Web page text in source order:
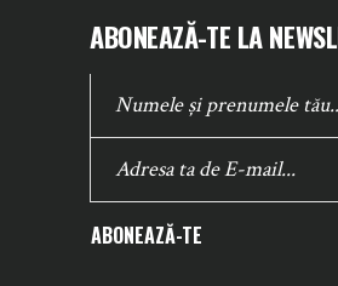
ABONEAZĂ-TE LA
ABONEAZĂ-TE